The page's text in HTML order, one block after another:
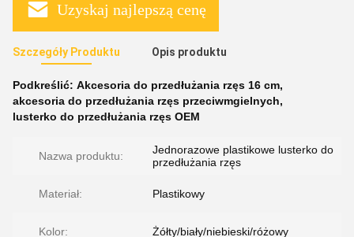
Uzyskaj najlepszą cenę
Szczegóły Produktu Opis produktu
Podkreślić: Akcesoria do przedłużania rzęs 16 cm,
akcesoria do przedłużania rzęs przeciwmgielnych,
lusterko do przedłużania rzęs OEM
Nazwa produktu:
Jednorazowe plastikowe lusterko do
przedłużania rzęs
Materiał: Plastikowy
Kolor: Żółty/biały/niebieski/różowy